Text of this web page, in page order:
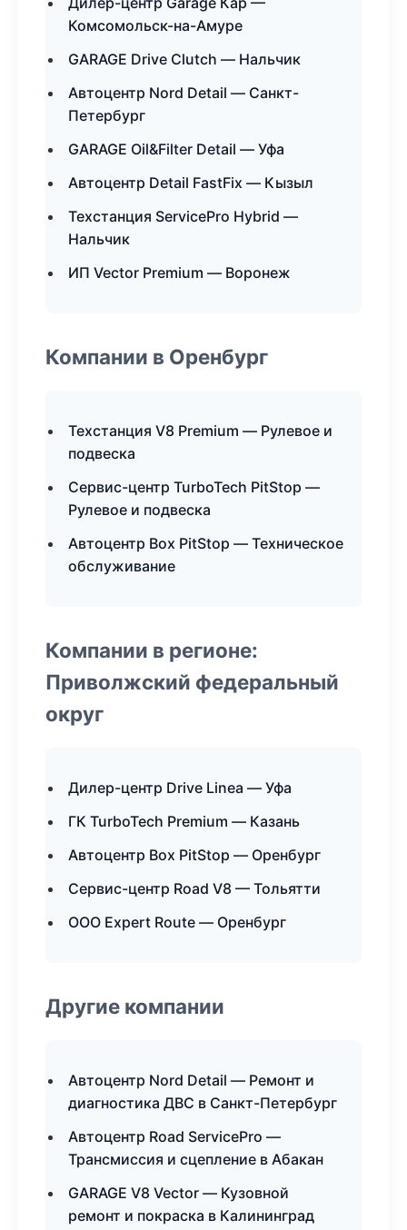
Комсомольск-на-Амуре
GARAGE Drive Clutch — Нальчик
Автоцентр Nord Detail — Санкт-
Петербург
GARAGE Oil&Filter Detail — Уфа
Автоцентр Detail FastFix — Кызыл
Техстанция ServicePro Hybrid —
Нальчик
ИП Vector Premium — Воронеж
Компании в Оренбург
Техстанция V8 Premium — Рулевое и
подвеска
Сервис-центр TurboTech PitStop —
Рулевое и подвеска
Автоцентр Box PitStop — Техническое
обслуживание
Компании в регионе:
Приволжский федеральный
округ
Дилер-центр Drive Linea — Уфа
ГК TurboTech Premium — Казань
Автоцентр Box PitStop — Оренбург
Сервис-центр Road V8 — Тольятти
ООО Expert Route — Оренбург
Другие компании
Автоцентр Nord Detail — Ремонт и
диагностика ДВС в Санкт-Петербург
Автоцентр Road ServicePro —
Трансмиссия и сцепление в Абакан
GARAGE V8 Vector — Кузовной
ремонт и покраска в Калининград